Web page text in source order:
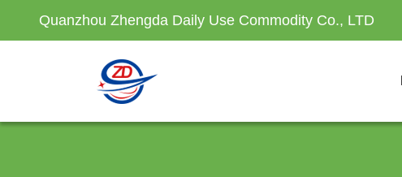
Quanzhou Zhengda Daily Use Commodity Co., LTD